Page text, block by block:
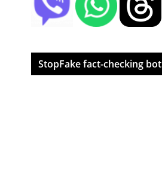
StopFake fact-checking bot